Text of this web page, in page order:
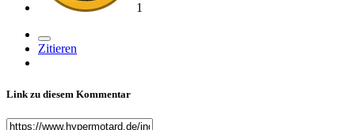
1
Zitieren
Link zu diesem Kommentar